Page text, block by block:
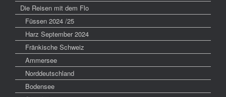
Die Reisen mit dem Flo
Füssen 2024 /25
Harz September 2024
Fränkische Schweiz
Ammersee
Norddeutschland
Bodensee